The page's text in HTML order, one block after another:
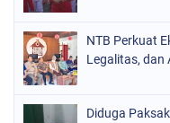
NTB Perkuat
Legalitas, dan
Diduga